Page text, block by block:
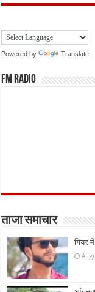
Powered by Translate
FM Radio
ताजा समाचार
गियर